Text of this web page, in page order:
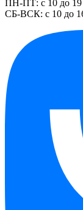
ПН-ПТ: с 10 до 19
СБ-ВСК: с 10 до